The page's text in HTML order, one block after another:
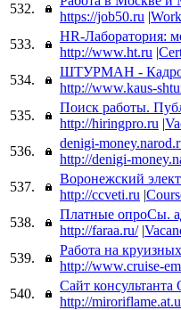
532.
https://job50.ru |
533.
HR-Лаборатория:
http://www.ht.ru |
534.
ШТУРМАН -
http://www.kaus-
535.
Поиск работы.
http://hiringpro.ru |
536.
denigi-
http://denigi-
537.
Воронежский
http://ccveti.ru |
538.
Платные опроСы.
http://faraa.ru/ |
539.
Работа на
http://www.cruise-
540.
Сайт
http://